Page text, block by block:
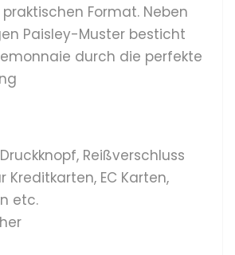
Format. Neben
Paisley-Muster besticht
durch die perfekte
Reißverschluss
Kreditkarten, EC Karten,
etc.